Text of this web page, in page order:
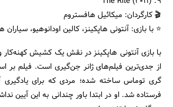
🎬 کارگردان: میکائیل هافستروم
⭐ با بازی: آنتونی هاپکینز، کالین اودانوهیو، سیاران
از جدی‌ترین فیلم‌های ژانر جن‌گیری است. فیلم
گری توماس ساخته شده؛ مردی که برای یادگیری
فرستاده شد. او در ابتدا باور چندانی به این آیین